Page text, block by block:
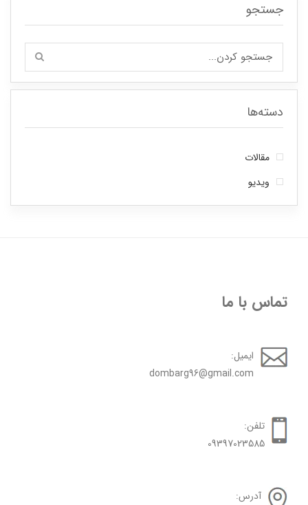
جستجو
دسته‌ها
مقالات
ویدیو
تماس با ما
ایمیل:
dombarg96@gmail.com
تلفن:
09397023585
آدرس: